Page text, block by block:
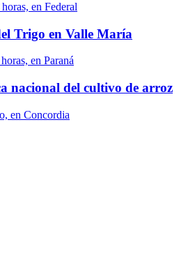
en Federal
Trigo en Valle María
en Paraná
nacional del cultivo de arroz
en Concordia